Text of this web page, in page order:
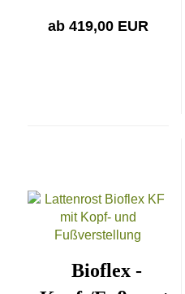
ab 419,00 EUR
Bioflex -